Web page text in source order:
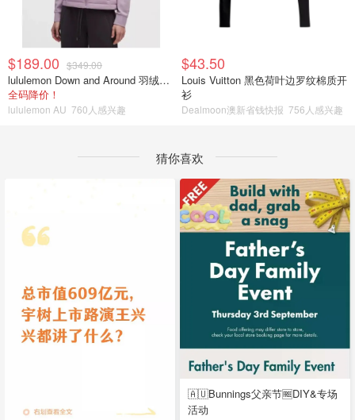
$189.00 $349.00
lululemon Down and Around 羽绒夹克
全码降价！
lululemon AU 760人感兴趣
$43.50
Louis Vuitton 黑色荷叶边罗纹棉质开
衫
Dealmoon澳新省钱快报 756人感兴趣
猜你喜欢
🇦🇺Bunnings父亲节🆓DIY&专场
活动